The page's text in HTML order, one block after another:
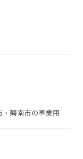
・碧南市の事業用